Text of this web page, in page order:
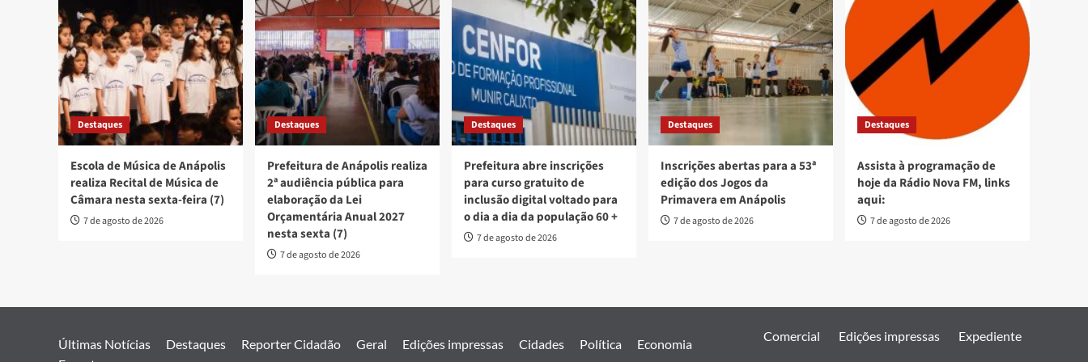
Destaques
Escola de Música de Anápolis
realiza Recital de Música de
Câmara nesta sexta-feira (7)
7 de agosto de 2026
Destaques
Prefeitura de Anápolis realiza
2ª audiência pública para
elaboração da Lei
Orçamentária Anual 2027
nesta sexta (7)
7 de agosto de 2026
Destaques
Prefeitura abre inscrições
para curso gratuito de
inclusão digital voltado para
o dia a dia da população 60 +
7 de agosto de 2026
Destaques
Inscrições abertas para a 53ª
edição dos Jogos da
Primavera em Anápolis
7 de agosto de 2026
Destaques
Assista à programação de
hoje da Rádio Nova FM, links
aqui:
7 de agosto de 2026
Últimas Notícias Destaques Reporter Cidadão Geral Edições impressas Cidades Política
Economia
Comercial Edições impressas Expediente